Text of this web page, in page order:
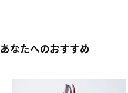
あなたへのおすすめ